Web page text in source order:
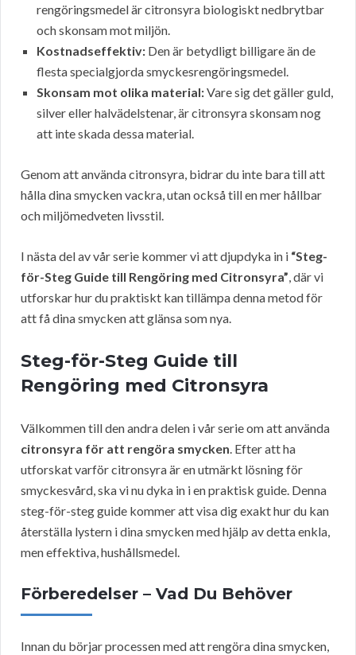
rengöringsmedel är citronsyra biologiskt nedbrytbar
och skonsam mot miljön.
Kostnadseffektiv: Den är betydligt billigare än de
flesta specialgjorda smyckesrengöringsmedel.
Skonsam mot olika material:Vare sig det gäller guld,
silver eller halvädelstenar, är citronsyra skonsam nog
att inte skada dessa material.
Genom att använda citronsyra, bidrar du inte bara till att
hålla dina smycken vackra, utan också till en mer hållbar
och miljömedveten livsstil.
I nästa del av vår serie kommer vi att djupdyka in i “Steg-
för-Steg Guide till Rengöring med Citronsyra”, där vi
utforskar hur du praktiskt kan tillämpa denna metod för
att få dina smycken att glänsa som nya.
Steg-för-Steg Guide till
Rengöring med Citronsyra
Välkommen till den andra delen i vår serie om att använda
citronsyra för att rengöra smycken. Efter att ha
utforskat varför citronsyra är en utmärkt lösning för
smyckesvård, ska vi nu dyka in i en praktisk guide. Denna
steg-för-steg guide kommer att visa dig exakt hur du kan
återställa lystern i dina smycken med hjälp av detta enkla,
men effektiva, hushållsmedel.
Förberedelser – Vad Du Behöver
Innan du börjar processen med att rengöra dina smycken,